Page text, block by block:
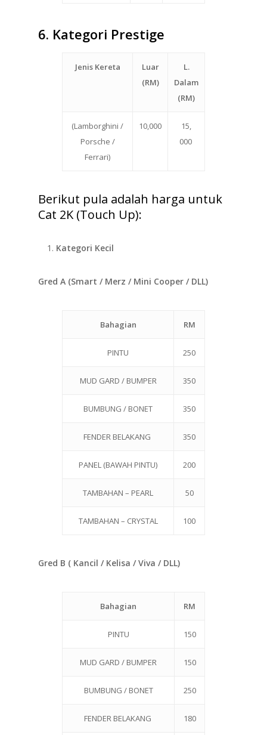
6. Kategori Prestige
Jenis Kereta
Luar
(RM)
L.
Dalam
(RM)
(Lamborghini /
Porsche /
Ferrari)
10,000
15,
000
Berikut pula adalah harga untuk
Cat 2K (Touch Up):
Kategori Kecil
Gred A (Smart / Merz / Mini Cooper / DLL)
Bahagian RM
PINTU 250
MUD GARD / BUMPER 350
BUMBUNG / BONET 350
FENDER BELAKANG 350
PANEL (BAWAH PINTU) 200
TAMBAHAN – PEARL 50
TAMBAHAN – CRYSTAL 100
Gred B ( Kancil / Kelisa / Viva / DLL)
Bahagian RM
PINTU 150
MUD GARD / BUMPER 150
BUMBUNG / BONET 250
FENDER BELAKANG 180